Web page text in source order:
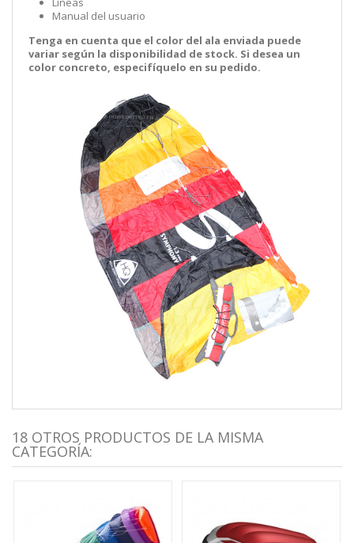
Manual del usuario
Tenga en cuenta que el color del ala enviada puede
variar según la disponibilidad de stock. Si desea un
color concreto, especifíquelo en su pedido.
18 OTROS PRODUCTOS DE LA MISMA
CATEGORÍA: